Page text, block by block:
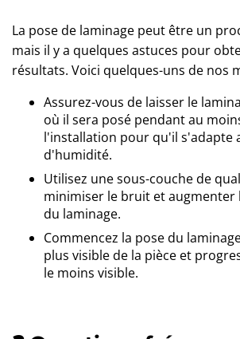
La pose de laminage peut être un
mais il y a quelques astuces pour
résultats. Voici quelques-uns de nos
Assurez-vous de laisser le
où il sera posé pendant au
l'installation pour qu'il s'adapte
d'humidité.
Utilisez une sous-couche de
minimiser le bruit et augmenter
du laminage.
Commencez la pose du
plus visible de la pièce et
le moins visible.